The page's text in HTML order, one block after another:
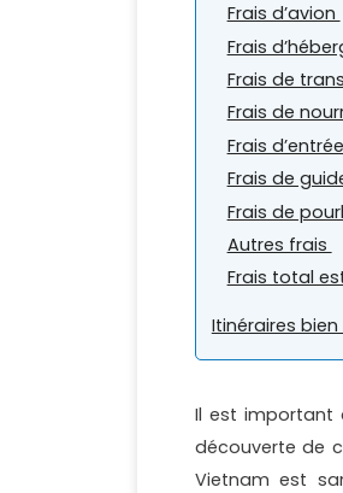
Frais d’avion
Frais
Frais de
Frais de
Frais
Frais de
Frais de
Autres frais
Frais ​​total
Itinéraires
Il est important
découverte de
Vietnam est